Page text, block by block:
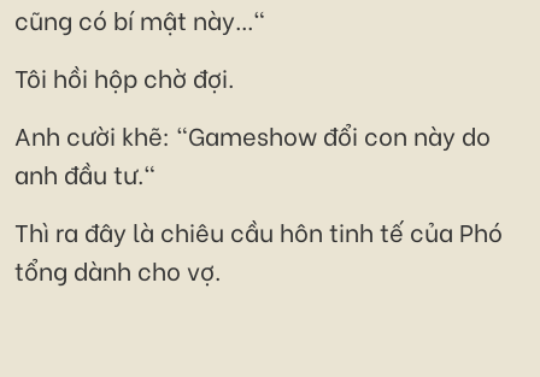
cũng có bí mật này..."
Tôi hồi hộp chờ đợi.
Anh cười khẽ: "Gameshow đổi con này do
anh đầu tư."
Thì ra đây là chiêu cầu hôn tinh tế của Phó
tổng dành cho vợ.